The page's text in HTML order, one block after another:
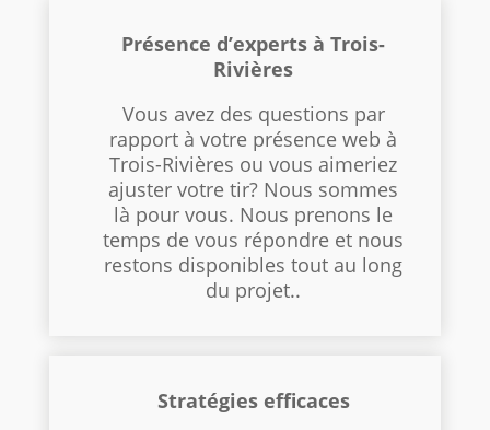
Présence d’experts à Trois-
Rivières
Vous avez des questions par
rapport à votre présence web à
Trois-Rivières ou vous aimeriez
ajuster votre tir? Nous sommes
là pour vous. Nous prenons le
temps de vous répondre et nous
restons disponibles tout au long
du projet..
Stratégies efficaces